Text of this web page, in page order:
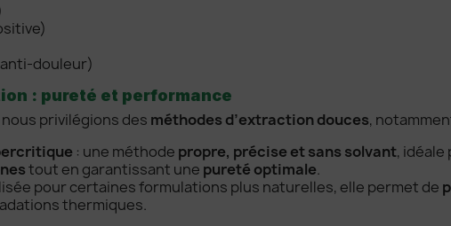
douleur)
: pureté et performance
nous privilégions des méthodes d’extraction douces,
: une méthode propre, précise et sans solvant,
tout en garantissant une pureté optimale.
pour certaines formulations plus naturelles, elle permet de
thermiques.